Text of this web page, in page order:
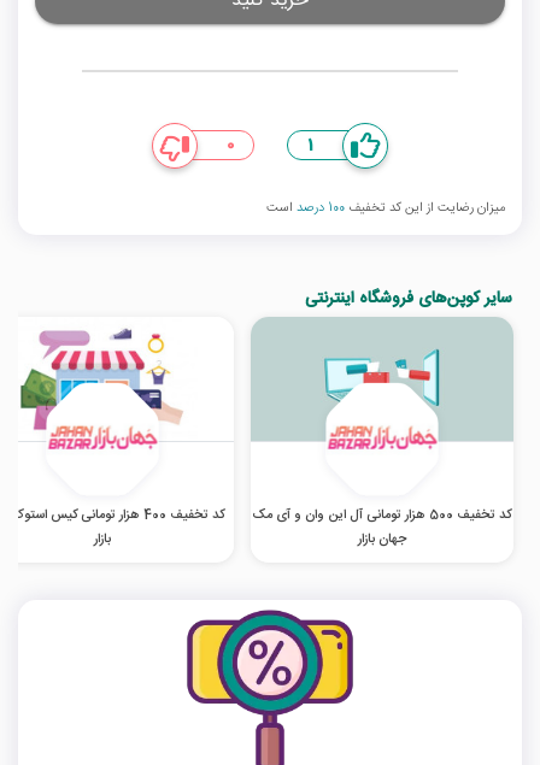
1
0
میزان رضایت از این کد تخفیف 100 درصد است
سایر کوپن‌های فروشگاه اینترنتی
کد تخفیف 500 هزار تومانی آل این وان و آی مک
جهان بازار
کد تخفیف 400 هزار تومانی کیس
بازار